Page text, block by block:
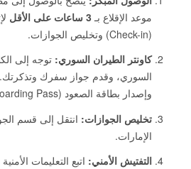
موعد الإقلاع بـ 3 ساعات على الأقل
(Check-in) وتخليص الجوازات.
كاونتر الطيران السوري: توجه إلى
السوري، وقدم جواز سفرك
وإصدار بطاقة الصعود (Boarding Pass).
تخليص الجوازات: انتقل إلى قسم
الإمارات.
التفتيش الأمني: اتبع التعليمات